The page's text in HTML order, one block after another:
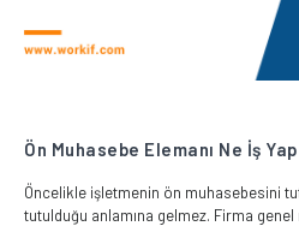
Ön Muhasebe Elemanı Ne İş
Öncelikle işletmenin ön muhasebesini
tutulduğu anlamına gelmez. Firma